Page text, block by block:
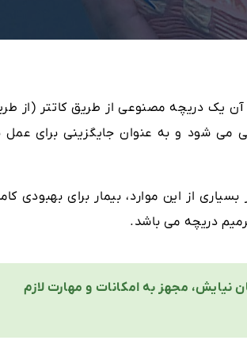
یک دریچه مصنوعی از طریق کاتتر (از
می شود و به عنوان جایگزینی برای عمل
از این موارد، بیمار برای بهبودی
دریچه می باشد.
نیایش، مجهز به امکانات و مهارت لازم